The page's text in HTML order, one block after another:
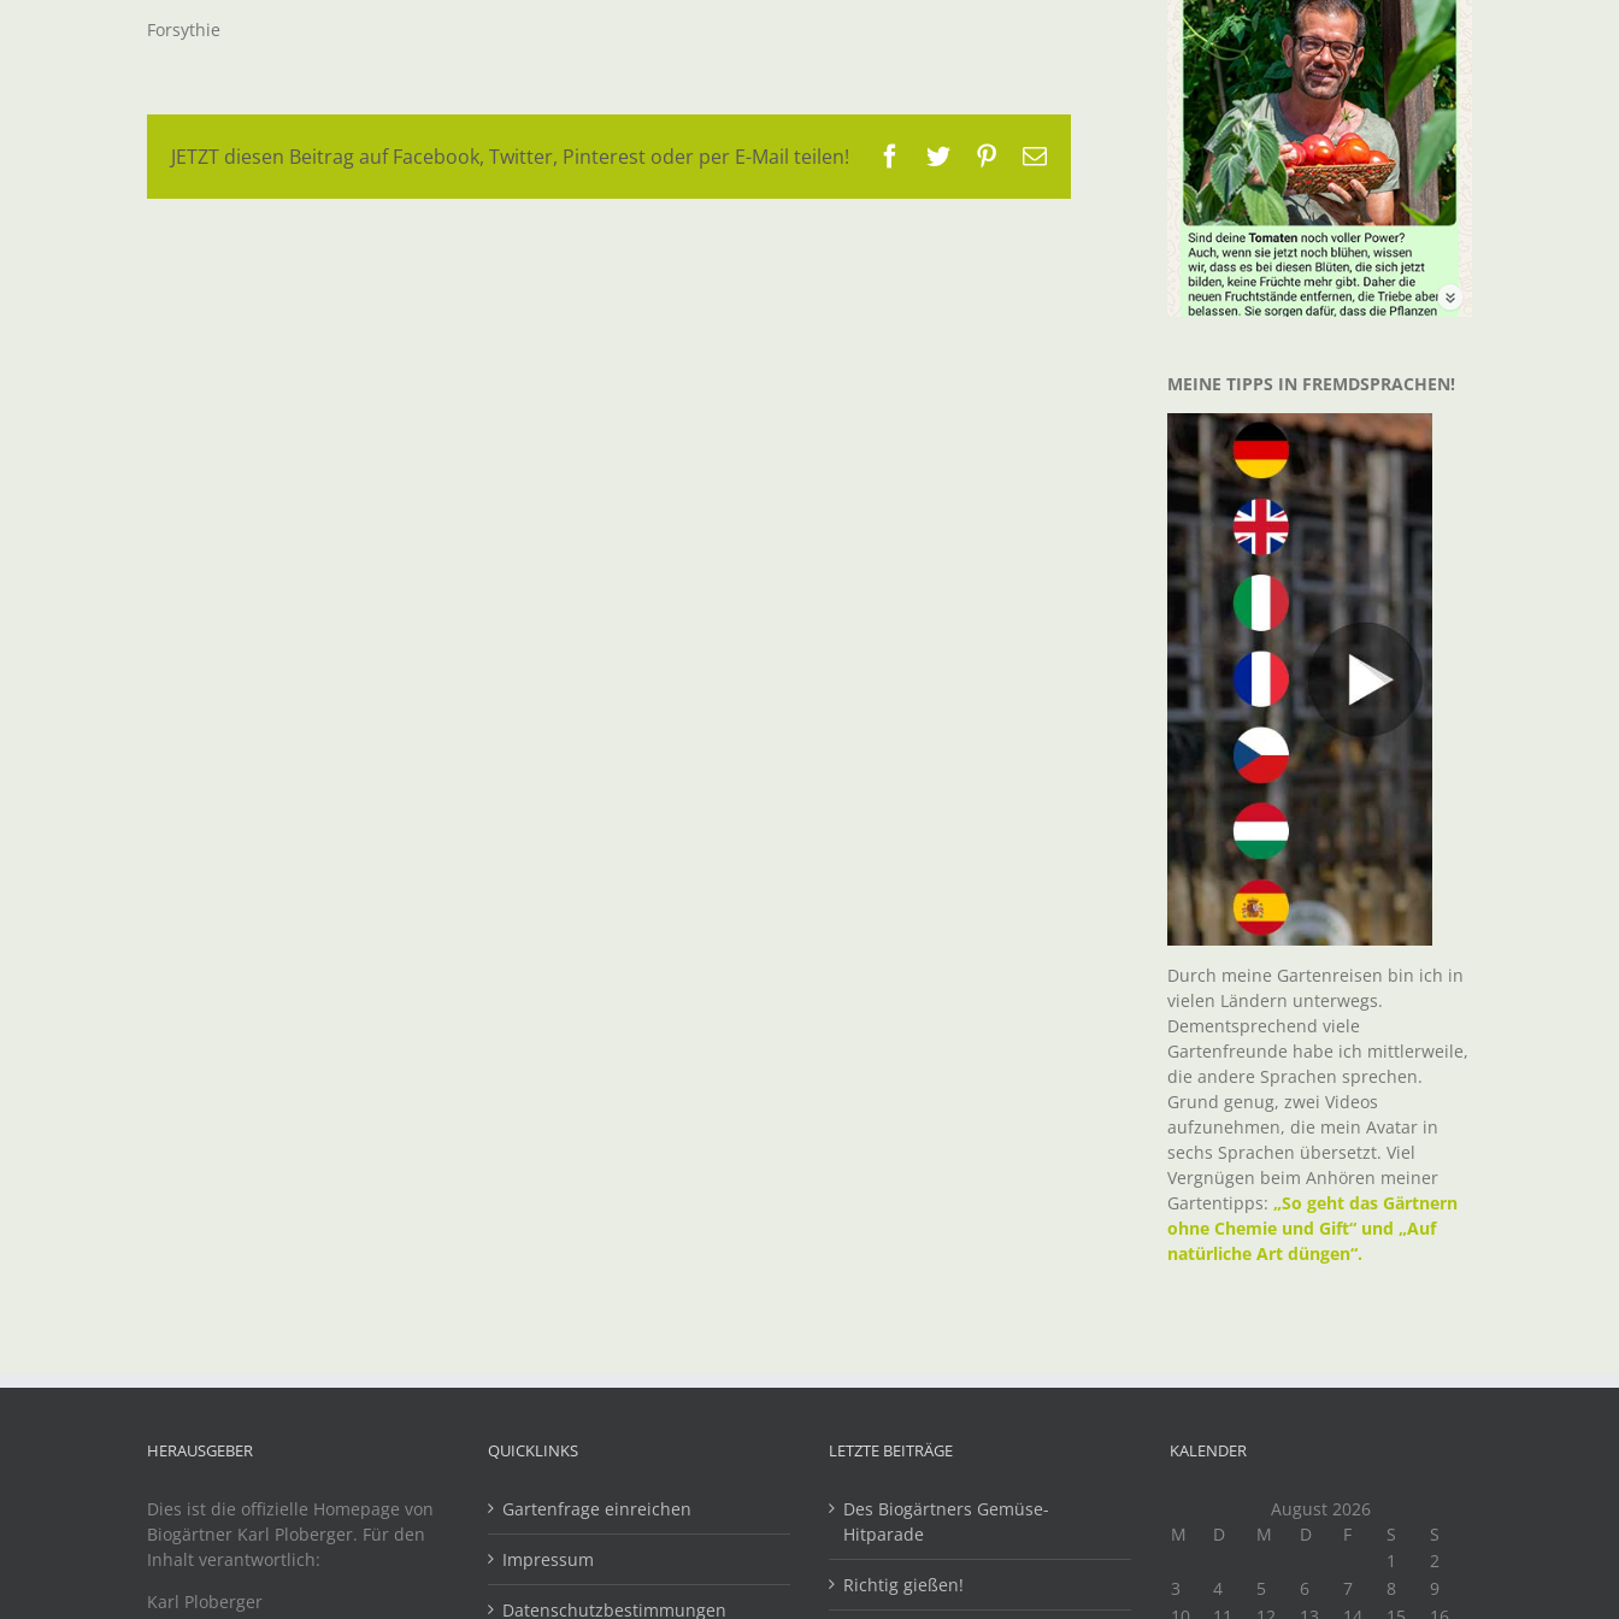
Forsythie
JETZT diesen Beitrag auf Facebook, Twitter, Pinterest oder per E-Mail teilen! Facebook
TwitterPinterest
E-
MEINE TIPPS IN FREMDSPRACHEN!
Durch meine Gartenreisen bin ich in
vielen Ländern unterwegs.
Dementsprechend viele
Gartenfreunde habe ich mittlerweile,
die andere Sprachen sprechen.
Grund genug, zwei Videos
aufzunehmen, die mein Avatar in
sechs Sprachen übersetzt. Viel
Vergnügen beim Anhören meiner
Gartentipps: „So geht das Gärtnern
ohne Chemie und Gift“ und „Auf
natürliche Art düngen“.
HERAUSGEBER
Dies ist die offizielle Homepage von
Biogärtner Karl Ploberger. Für den
Inhalt verantwortlich:
Karl Ploberger
QUICKLINKS
Gartenfrage einreichen
Impressum
Datenschutzbestimmungen
LETZTE BEITRÄGE
Des Biogärtners Gemüse-
Hitparade
Richtig gießen!
KALENDER
August 2026
M
D M D F S
S
1
2
3
4 5 6 7 8
9